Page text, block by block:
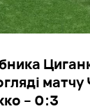
– 0:3